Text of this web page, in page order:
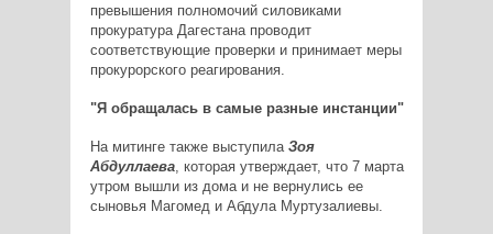
превышения полномочий силовиками
прокуратура Дагестана проводит
соответствующие проверки и принимает меры
прокурорского реагирования.
"Я обращалась в самые разные инстанции"
На митинге также выступила Зоя
Абдуллаева, которая утверждает, что 7 марта
утром вышли из дома и не вернулись ее
сыновья Магомед и Абдула Муртузалиевы.